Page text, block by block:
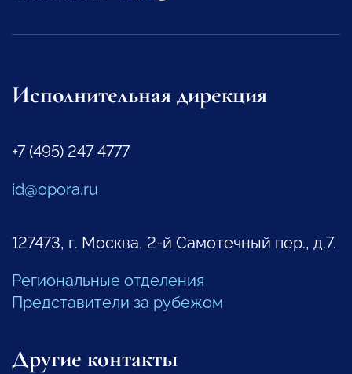
Исполнительная дирекция
+7 (495) 247 4777
id@opora.ru
127473, г. Москва, 2-й Самотечный пер., д.7.
Региональные отделения
Представители за рубежом
Другие контакты